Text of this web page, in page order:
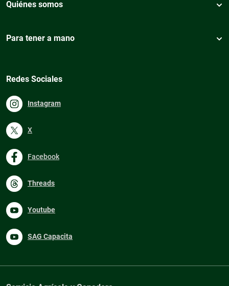
Quiénes somos
Para tener a mano
Redes Sociales
Instagram
X
Facebook
Threads
Youtube
SAG Capacita